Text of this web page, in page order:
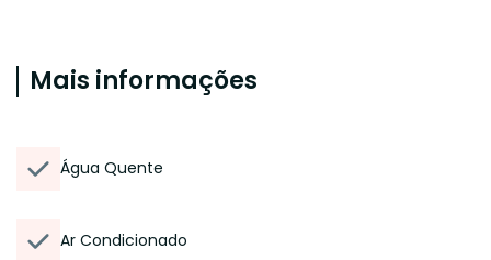
Mais informações
Água Quente
Ar Condicionado